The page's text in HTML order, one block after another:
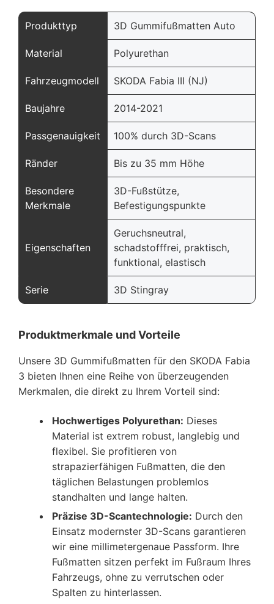
Produkttyp 3D Gummifußmatten Auto
Material Polyurethan
Fahrzeugmodell SKODA Fabia III (NJ)
Baujahre 2014-2021
Passgenauigkeit 100% durch 3D-Scans
Ränder Bis zu 35 mm Höhe
Besondere
Merkmale
3D-Fußstütze,
Befestigungspunkte
Eigenschaften
Geruchsneutral,
schadstofffrei, praktisch,
funktional, elastisch
Serie 3D Stingray
Produktmerkmale und Vorteile
Unsere 3D Gummifußmatten für den SKODA Fabia
3 bieten Ihnen eine Reihe von überzeugenden
Merkmalen, die direkt zu Ihrem Vorteil sind:
Hochwertiges Polyurethan: Dieses
Material ist extrem robust, langlebig und
flexibel. Sie profitieren von
strapazierfähigen Fußmatten, die den
täglichen Belastungen problemlos
standhalten und lange halten.
Präzise 3D-Scantechnologie: Durch den
Einsatz modernster 3D-Scans garantieren
wir eine millimetergenaue Passform. Ihre
Fußmatten sitzen perfekt im Fußraum Ihres
Fahrzeugs, ohne zu verrutschen oder
Spalten zu hinterlassen.